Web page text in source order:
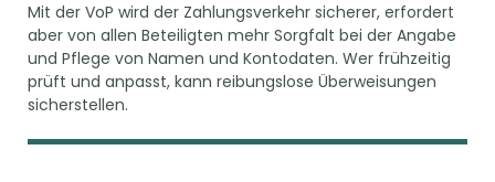
Mit der VoP wird der Zahlungsverkehr sicherer, erfordert
aber von allen Beteiligten mehr Sorgfalt bei der Angabe
und Pflege von Namen und Kontodaten. Wer frühzeitig
prüft und anpasst, kann reibungslose Überweisungen
sicherstellen.